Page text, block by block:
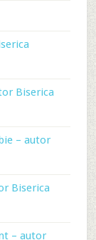
Biserica
– autor
Biserica
– autor